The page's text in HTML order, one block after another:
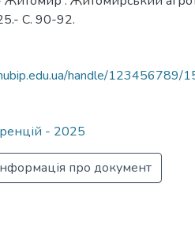
С. 90-92.
handle/123456789/
- 2025
про документ